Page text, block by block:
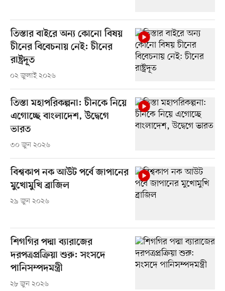
তিস্তার বাইরে অন্য কোনো বিষয়
চীনের বিবেচনায় নেই: চীনের
রাষ্ট্রদূত
০২ জুলাই ২০২৬
তিস্তা মহাপরিকল্পনা: চীনকে নিয়ে
এগোচ্ছে বাংলাদেশ, উদ্বেগে
ভারত
৩০ জুন ২০২৬
বিশ্বকাপ নক আউট পর্বে জাপানের
মুখোমুখি ব্রাজিল
২৯ জুন ২০২৬
শিগগির পদ্মা ব্যারাজের
দরপত্রপ্রক্রিয়া শুরু: সংসদে
পানিসম্পদমন্ত্রী
২৮ জুন ২০২৬